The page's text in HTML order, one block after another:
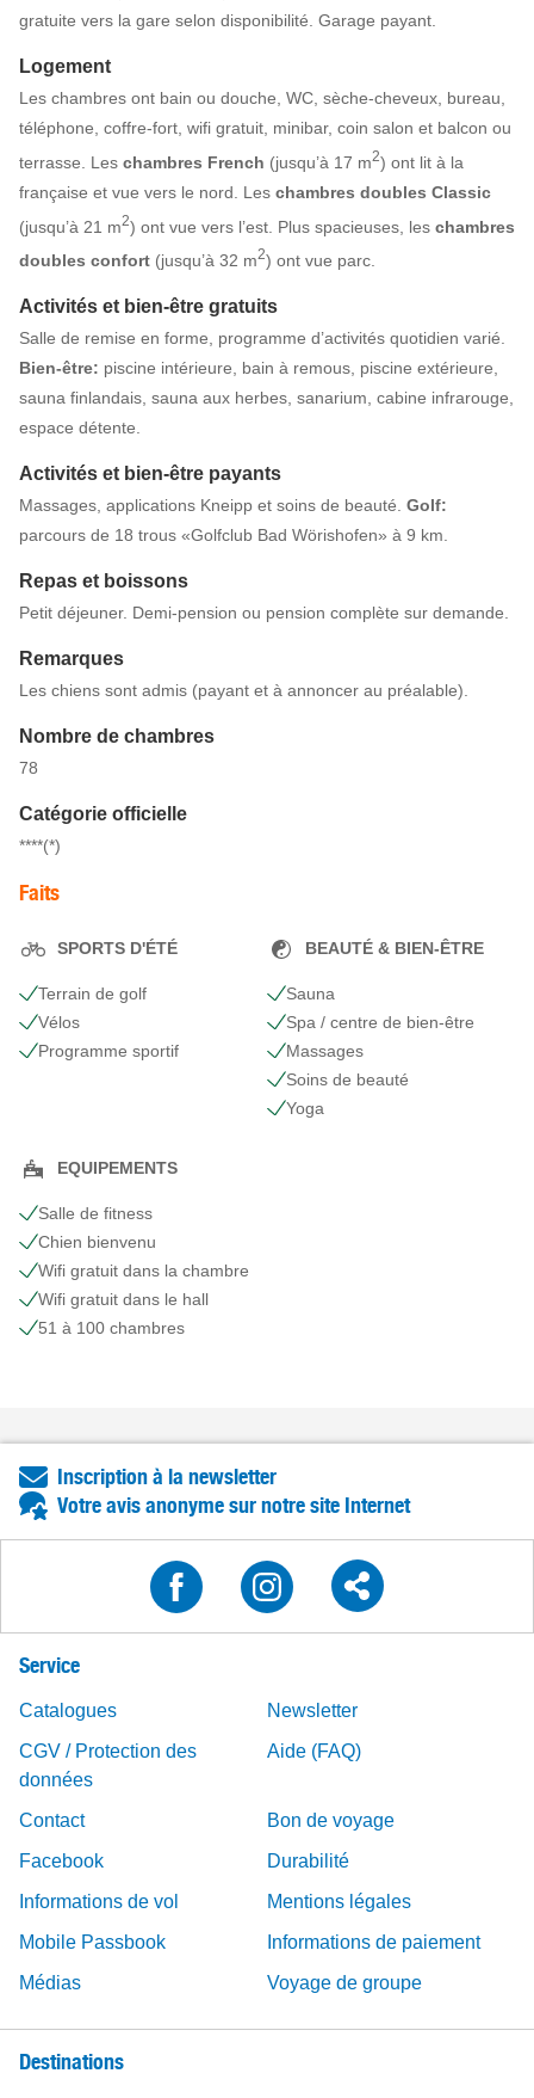
gratuite vers la gare selon disponibilité. Garage payant.
Logement
Les chambres ont bain ou douche, WC, sèche-cheveux, bureau,
téléphone, coffre-fort, wifi gratuit, minibar, coin salon et balcon ou
terrasse. Les chambres French (jusqu’à 17 m2) ont lit à la
française et vue vers le nord. Les chambres doubles Classic
(jusqu’à 21 m2) ont vue vers l’est. Plus spacieuses, les chambres
doubles confort (jusqu’à 32 m2) ont vue parc.
Activités et bien-être gratuits
Salle de remise en forme, programme d’activités quotidien varié.
Bien-être: piscine intérieure, bain à remous, piscine extérieure,
sauna finlandais, sauna aux herbes, sanarium, cabine infrarouge,
espace détente.
Activités et bien-être payants
Massages, applications Kneipp et soins de beauté. Golf:
parcours de 18 trous «Golfclub Bad Wörishofen» à 9 km.
Repas et boissons
Petit déjeuner. Demi-pension ou pension complète sur demande.
Remarques
Les chiens sont admis (payant et à annoncer au préalable).
Nombre de chambres
78
Catégorie officielle
****(*)
Faits
SPORTS D'ÉTÉ
Terrain de golf
Vélos
Programme sportif
BEAUTÉ & BIEN-ÊTRE
Sauna
Spa / centre de bien-être
Massages
Soins de beauté
Yoga
EQUIPEMENTS
Salle de fitness
Chien bienvenu
Wifi gratuit dans la chambre
Wifi gratuit dans le hall
51 à 100 chambres
Inscription à la newsletter
Votre avis anonyme sur notre site Internet
Service
Catalogues
Newsletter
CGV / Protection des
données
Aide (FAQ)
Contact
Bon de voyage
Facebook
Durabilité
Informations de vol
Mentions légales
Mobile Passbook
Informations de paiement
Médias
Voyage de groupe
Destinations